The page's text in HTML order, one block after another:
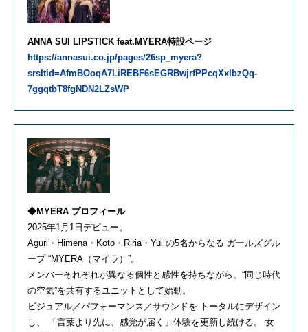
ANNA SUI LIPSTICK feat.MYERA特設ページ
https://annasui.co.jp/pages/26sp_myera?
srsltid=AfmBOoqA7LiREBF6sEGRBwjrfPPcqXxlbzQq-
7ggqtbT8fgNDN2LZsWP
◆MYERA プロフィール
2025年1月1日デビュー。
Aguri・Himena・Koto・Riria・Yui の5名からなる ガールズグル
ープ “MYERA（マイラ）”。
メンバーそれぞれが異なる個性と感性を持ちながら、“同じ時代
の空気”を共有するユニットとして始動。
ビジュアル／パフォーマンス／サウンドを トータルにデザイン
し、 「言葉より先に、感覚が届く」体験を更新し続ける。 女